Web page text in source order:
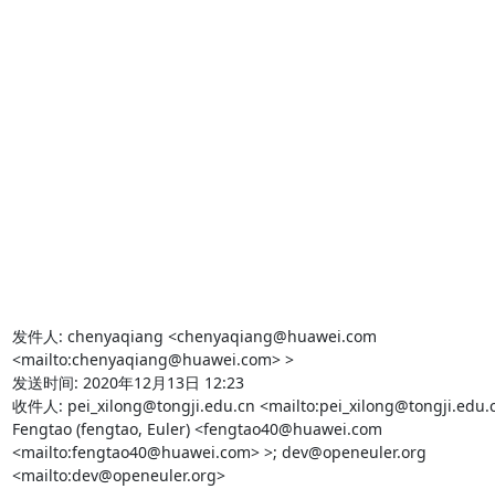
发件人: chenyaqiang <chenyaqiang@huawei.com
<mailto:chenyaqiang@huawei.com> >
发送时间: 2020年12月13日 12:23
收件人: pei_xilong@tongji.edu.cn
Fengtao (fengtao, Euler) <fengtao40@huawei.com
<mailto:fengtao40@huawei.com> >; dev@openeuler.org
<mailto:dev@openeuler.org>